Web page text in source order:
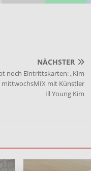
NÄCHSTER
noch Eintrittskarten: „Kim
mittwochsMIX mit Künstler
Ill Young Kim